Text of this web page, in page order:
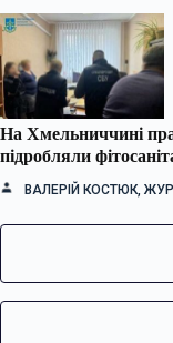
На Хмельниччині
підробляли
ВАЛЕРІЙ КОСТЮК,